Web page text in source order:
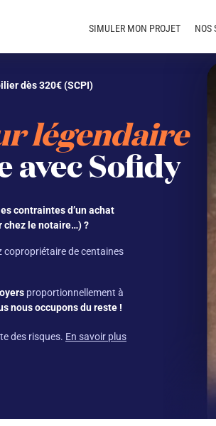
SIMULER MON PROJET NOS
dès 320€ (SCPI)
légendaire
avec Sofidy
contraintes d’un achat
chez le notaire…) ?
copropriétaire de centaines
proportionnellement à
nous occupons du reste !
des risques. En savoir plus